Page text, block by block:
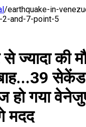
/earthquake-in-
and-7-point-5
ज्यादा की
हो गया
मदद